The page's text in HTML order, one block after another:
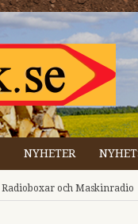
NYHETER
Radioboxar och Maskinradio